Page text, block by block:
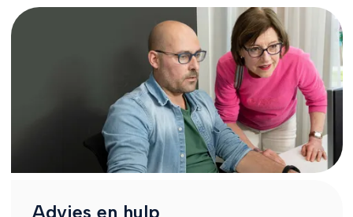
Advies en hulp